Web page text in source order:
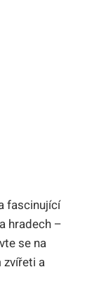
fascinující
hradech –
se na
a